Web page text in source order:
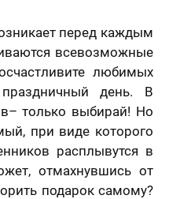
перед каждым
всевозможные
любимых
день. В
только выбирай! Но
при виде которого
расплывутся в
отмахнувшись от
подарок самому?